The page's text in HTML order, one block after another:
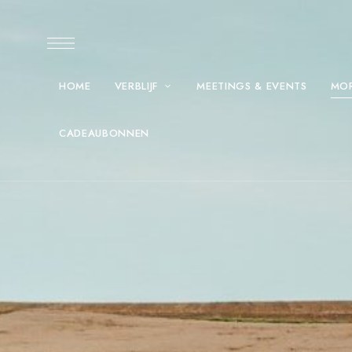
HOME VERBLIJF MEETINGS & EVENTS
CADEAUBONNEN